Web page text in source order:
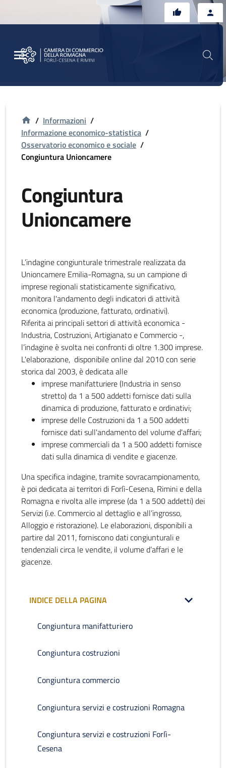
/ Informazioni /
Informazione economico-statistica /
Osservatorio economico e sociale /
Congiuntura Unioncamere
Congiuntura
Unioncamere
L’indagine congiunturale trimestrale realizzata da
Unioncamere Emilia-Romagna, su un campione di
imprese regionali statisticamente significativo,
monitora l'andamento degli indicatori di attività
economica (produzione, fatturato, ordinativi).
Riferita ai principali settori di attività economica -
Industria, Costruzioni, Artigianato e Commercio -,
l’indagine è svolta nei confronti di oltre 1.300 imprese.
L'elaborazione, disponibile online dal 2010 con serie
storica dal 2003, è dedicata alle
imprese manifatturiere (Industria in senso
stretto) da 1 a 500 addetti fornisce dati sulla
dinamica di produzione, fatturato e ordinativi;
imprese delle Costruzioni da 1 a 500 addetti
fornisce dati sull'andamento del volume d'affari;
imprese commerciali da 1 a 500 addetti fornisce
dati sulla dinamica di vendite e giacenze.
Una specifica indagine, tramite sovracampionamento,
è poi dedicata ai territori di Forlì-Cesena, Rimini e della
Romagna e rivolta alle imprese (da 1 a 500 addetti) dei
Servizi (i.e. Commercio al dettaglio e all’ingrosso,
Alloggio e ristorazione). Le elaborazioni, disponibili a
partire dal 2011, forniscono dati congiunturali e
tendenziali circa le vendite, il volume d’affari e le
giacenze.
INDICE DELLA PAGINA
Congiuntura manifatturiero
Congiuntura costruzioni
Congiuntura commercio
Congiuntura servizi e costruzioni Romagna
Congiuntura servizi e costruzioni Forlì-
Cesena